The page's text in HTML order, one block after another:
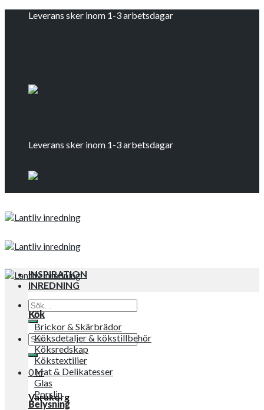
Leverans sker inom 1-3 arbetsdagar
Leverans sker inom 1-3 arbetsdagar
Sök
efter:
Sök
efter:
0kr
Varukorg
INSPIRATION
INREDNING
Kök
Brickor & Skärbrädor
Köksdetaljer & kökstillbehör
Köksredskap
Kökstextilier
Mat & Delikatesser
Glas
Porslin
Belysning